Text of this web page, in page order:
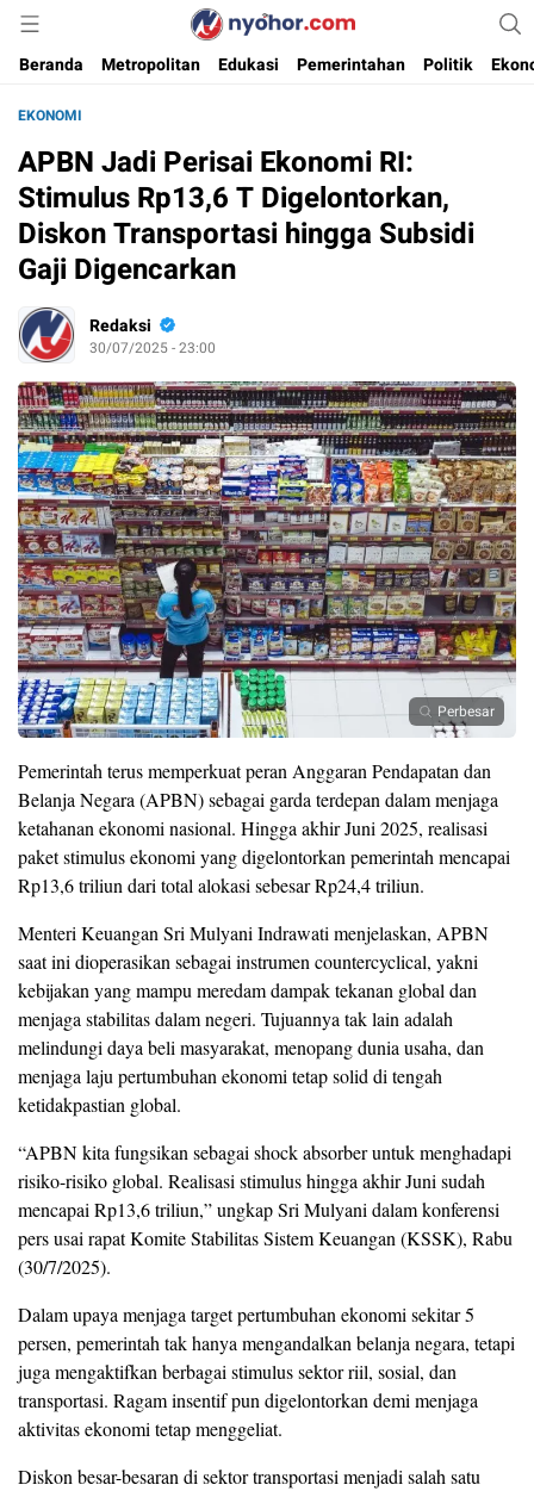
Nyohor.com
Media Informasi Ternyohor
Beranda
Metropolitan Edukasi Pemerintahan Politik
EKONOMI
APBN Jadi Perisai Ekonomi RI:
Stimulus Rp13,6 T Digelontorkan,
Diskon Transportasi hingga Subsidi
Gaji Digencarkan
Redaksi
30/07/2025 - 23:00
Perbesar
Pemerintah terus memperkuat peran Anggaran Pendapatan dan
Belanja Negara (APBN) sebagai garda terdepan dalam menjaga
ketahanan ekonomi nasional. Hingga akhir Juni 2025, realisasi
paket stimulus ekonomi yang digelontorkan pemerintah mencapai
Rp13,6 triliun dari total alokasi sebesar Rp24,4 triliun.
Menteri Keuangan Sri Mulyani Indrawati menjelaskan, APBN
saat ini dioperasikan sebagai instrumen countercyclical, yakni
kebijakan yang mampu meredam dampak tekanan global dan
menjaga stabilitas dalam negeri. Tujuannya tak lain adalah
melindungi daya beli masyarakat, menopang dunia usaha, dan
menjaga laju pertumbuhan ekonomi tetap solid di tengah
ketidakpastian global.
“APBN kita fungsikan sebagai shock absorber untuk menghadapi
risiko-risiko global. Realisasi stimulus hingga akhir Juni sudah
mencapai Rp13,6 triliun,” ungkap Sri Mulyani dalam konferensi
pers usai rapat Komite Stabilitas Sistem Keuangan (KSSK), Rabu
(30/7/2025).
Dalam upaya menjaga target pertumbuhan ekonomi sekitar 5
persen, pemerintah tak hanya mengandalkan belanja negara, tetapi
juga mengaktifkan berbagai stimulus sektor riil, sosial, dan
transportasi. Ragam insentif pun digelontorkan demi menjaga
aktivitas ekonomi tetap menggeliat.
Diskon besar-besaran di sektor transportasi menjadi salah satu